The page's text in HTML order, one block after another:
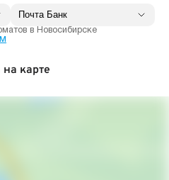
в Новосибирске
карте